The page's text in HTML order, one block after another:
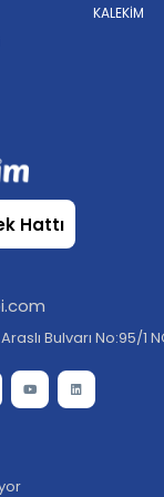
KALEKİM
Hattı
Bulvarı No:95/